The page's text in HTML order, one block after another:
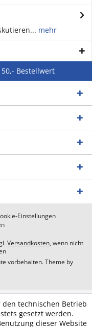
mehr
Bestellwert
Einstellungen
Versandkosten, wenn nicht
vorbehalten. Theme by
den technischen Betrieb
gesetzt werden.
dieser Website